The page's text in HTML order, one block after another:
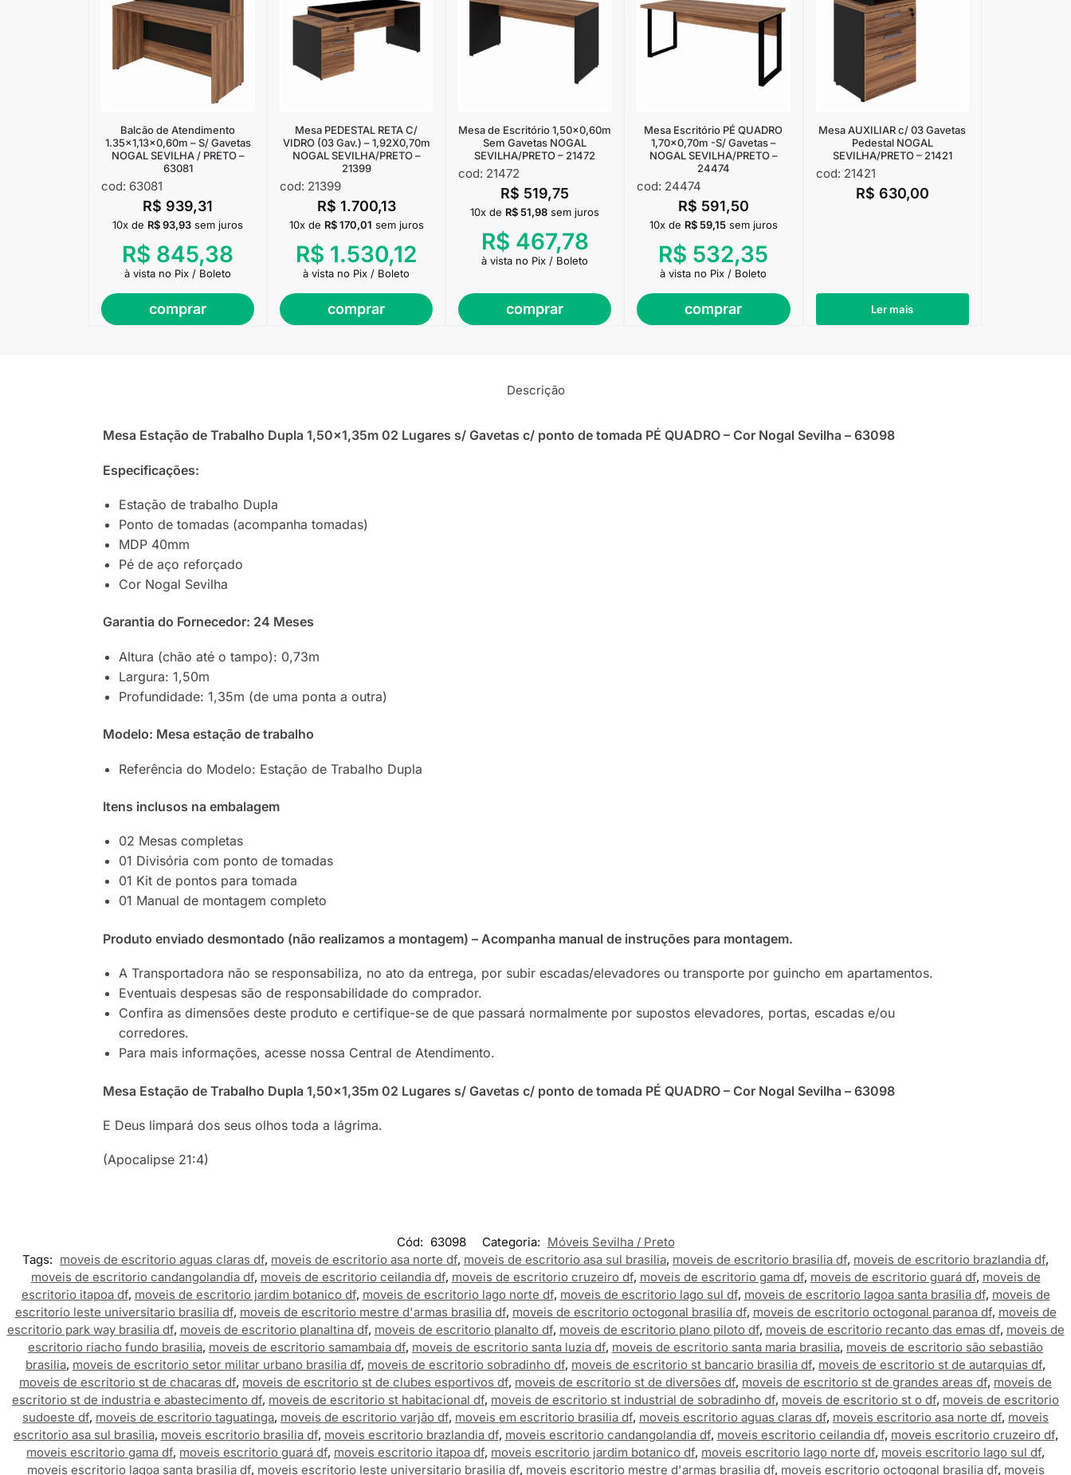
Balcão de Atendimento
1.35×1,13×0,60m – S/ Gavetas
NOGAL SEVILHA / PRETO –
63081
cod: 63081
R$ 939,31
comprar
10x de R$93,93 sem juros
R$ 845,38
à vista no Pix / Boleto
Mesa PEDESTAL RETA C/
VIDRO (03 Gav.) – 1,92X0,70m
NOGAL SEVILHA/PRETO –
21399
cod: 21399
R$ 1.700,13
comprar
10x de R$170,01 sem juros
R$ 1.530,12
à vista no Pix / Boleto
Mesa de Escritório 1,50×0,60m
Sem Gavetas NOGAL
SEVILHA/PRETO – 21472
cod: 21472
R$ 519,75
comprar
10x de R$51,98 sem juros
R$ 467,78
à vista no Pix / Boleto
Mesa Escritório PÉ QUADRO
1,70×0,70m -S/ Gavetas –
NOGAL SEVILHA/PRETO –
24474
cod: 24474
R$ 591,50
comprar
10x de R$59,15 sem juros
R$ 532,35
à vista no Pix / Boleto
Mesa AUXILIAR c/ 03 Gavetas
Pedestal NOGAL
SEVILHA/PRETO – 21421
cod: 21421
R$ 630,00
Ler mais
Descrição
Mesa Estação de Trabalho Dupla 1,50×1,35m 02 Lugares s/ Gavetas c/ ponto de tomada PÉ QUADRO – Cor Nogal Sevilha – 63098
Especificações:
Estação de trabalho Dupla
Ponto de tomadas (acompanha tomadas)
MDP 40mm
Pé de aço reforçado
Cor Nogal Sevilha
Garantia do Fornecedor: 24 Meses
Altura (chão até o tampo): 0,73m
Largura: 1,50m
Profundidade: 1,35m (de uma ponta a outra)
Modelo: Mesa estação de trabalho
Referência do Modelo: Estação de Trabalho Dupla
Itens inclusos na embalagem
02 Mesas completas
01 Divisória com ponto de tomadas
01 Kit de pontos para tomada
01 Manual de montagem completo
Produto enviado desmontado (não realizamos a montagem) – Acompanha manual de instruções para montagem.
A Transportadora não se responsabiliza, no ato da entrega, por subir escadas/elevadores ou transporte por guincho em apartamentos.
Eventuais despesas são de responsabilidade do comprador.
Confira as dimensões deste produto e certifique-se de que passará normalmente por supostos elevadores, portas, escadas e/ou
corredores.
Para mais informações, acesse nossa Central de Atendimento.
Mesa Estação de Trabalho Dupla 1,50×1,35m 02 Lugares s/ Gavetas c/ ponto de tomada PÉ QUADRO – Cor Nogal Sevilha – 63098
E Deus limpará dos seus olhos toda a lágrima.
(Apocalipse 21:4)
Cód: 63098 Categoria: Móveis Sevilha / Preto
Tags: moveis de escritorio aguas claras df, moveis de escritorio asa norte df, moveis de escritorio asa sul brasilia, moveis de escritorio brasilia df, moveis de escritorio brazlandia df,
moveis de escritorio candangolandia df, moveis de escritorio ceilandia df, moveis de escritorio cruzeiro df, moveis de escritorio gama df, moveis de escritorio guará df, moveis de
escritorio itapoa df, moveis de escritorio jardim botanico df, moveis de escritorio lago norte df, moveis de escritorio lago sul df, moveis de escritorio lagoa santa brasilia df, moveis de
escritorio leste universitario brasilia df, moveis de escritorio mestre d'armas brasilia df, moveis de escritorio octogonal brasilia df, moveis de escritorio octogonal paranoa df, moveis de
escritorio park way brasilia df, moveis de escritorio planaltina df, moveis de escritorio planalto df, moveis de escritorio plano piloto df, moveis de escritorio recanto das emas df, moveis de
escritorio riacho fundo brasilia, moveis de escritorio samambaia df, moveis de escritorio santa luzia df, moveis de escritorio santa maria brasilia, moveis de escritorio são sebastião
brasilia, moveis de escritorio setor militar urbano brasilia df, moveis de escritorio sobradinho df, moveis de escritorio st bancario brasilia df, moveis de escritorio st de autarquias df,
moveis de escritorio st de chacaras df, moveis de escritorio st de clubes esportivos df, moveis de escritorio st de diversões df, moveis de escritorio st de grandes areas df, moveis de
escritorio st de industria e abastecimento df, moveis de escritorio st habitacional df, moveis de escritorio st industrial de sobradinho df, moveis de escritorio st o df, moveis de escritorio
sudoeste df, moveis de escritorio taguatinga, moveis de escritorio varjão df, moveis em escritorio brasilia df, moveis escritorio aguas claras df, moveis escritorio asa norte df, moveis
escritorio asa sul brasilia, moveis escritorio brasilia df, moveis escritorio brazlandia df, moveis escritorio candangolandia df, moveis escritorio ceilandia df, moveis escritorio cruzeiro df,
moveis escritorio gama df, moveis escritorio guará df, moveis escritorio itapoa df, moveis escritorio jardim botanico df, moveis escritorio lago norte df, moveis escritorio lago sul df,
moveis escritorio lagoa santa brasilia df, moveis escritorio leste universitario brasilia df, moveis escritorio mestre d'armas brasilia df, moveis escritorio octogonal brasilia df, moveis